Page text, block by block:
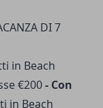
DI 7
in Beach
€200- Con
in Beach